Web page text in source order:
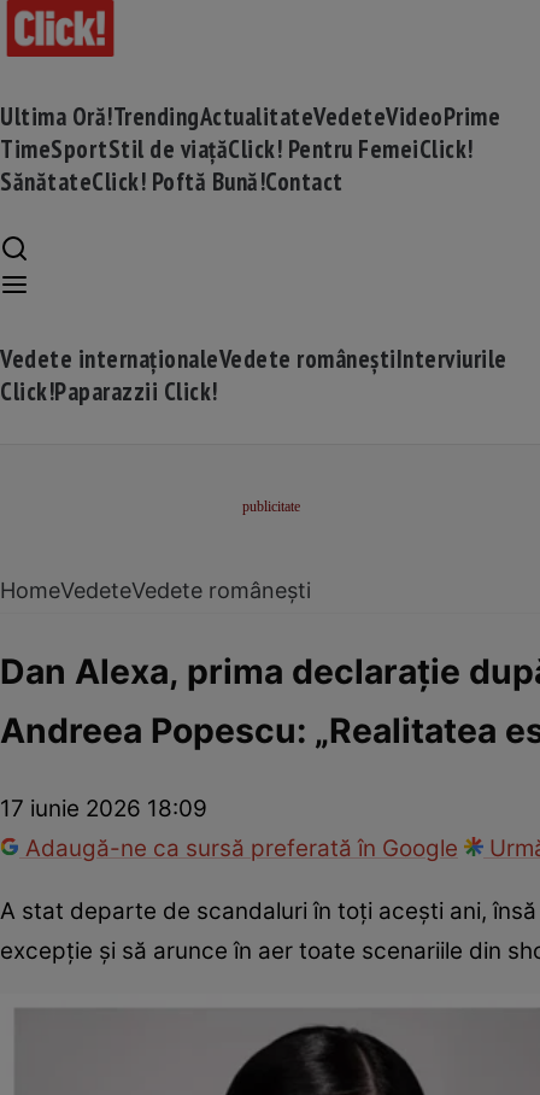
Ultima Oră!TrendingActualitateVedeteVideoPrime
TimeSportStil de viațăClick! Pentru FemeiClick!
SănătateClick! Poftă Bună!Contact
Vedete internaționaleVedete româneștiInterviurile
Click!Paparazzii Click!
HomeVedeteVedete românești
Dan Alexa, prima declarație
Andreea Popescu: „Realitatea
17 iunie 2026 18:09
Adaugă-ne ca sursă preferată în Google
A stat departe de scandaluri în toți acești ani,
excepție și să arunce în aer toate scenariile din